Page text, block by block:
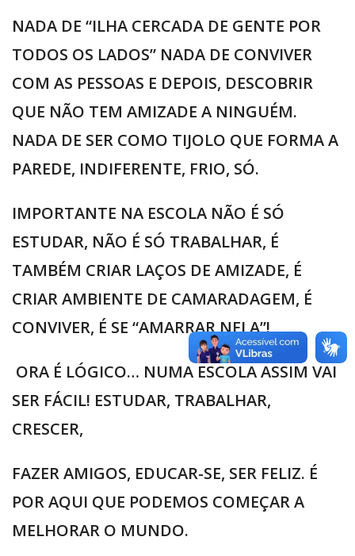
NADA DE “ILHA CERCADA DE GENTE POR
TODOS OS LADOS” NADA DE CONVIVER
COM AS PESSOAS E DEPOIS, DESCOBRIR
QUE NÃO TEM AMIZADE A NINGUÉM.
NADA DE SER COMO TIJOLO QUE FORMA A
PAREDE, INDIFERENTE, FRIO, SÓ.
IMPORTANTE NA ESCOLA NÃO É SÓ
ESTUDAR, NÃO É SÓ TRABALHAR, É
TAMBÉM CRIAR LAÇOS DE AMIZADE, É
CRIAR AMBIENTE DE CAMARADAGEM, É
CONVIVER, É SE “AMARRAR NELA”!
ORA É LÓGICO… NUMA ESCOLA ASSIM VAI
SER FÁCIL! ESTUDAR, TRABALHAR,
CRESCER,
FAZER AMIGOS, EDUCAR-SE, SER FELIZ. É
POR AQUI QUE PODEMOS COMEÇAR A
MELHORAR O MUNDO.